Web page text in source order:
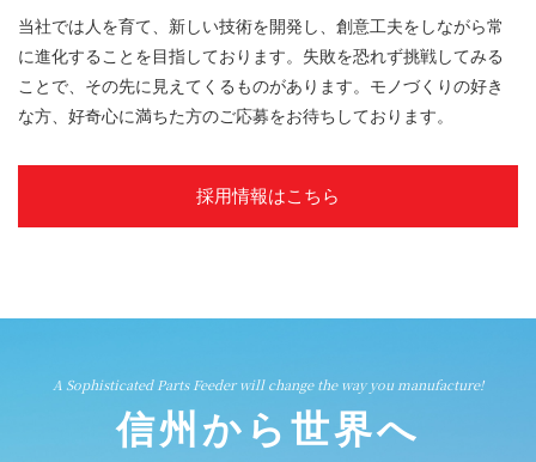
当社では人を育て、新しい技術を開発し、創意工夫をしながら常
に進化することを目指しております。失敗を恐れず挑戦してみる
ことで、その先に見えてくるものがあります。モノづくりの好き
な方、好奇心に満ちた方のご応募をお待ちしております。
採用情報はこちら
A Sophisticated Parts Feeder will change the way you manufacture!
信州から世界へ